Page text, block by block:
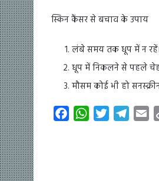
स्किन कैंसर से बचाव के उपाय
लंबे समय तक धूप में न
धूप में निकलने से पहले
मौसम कोई भी हो
W